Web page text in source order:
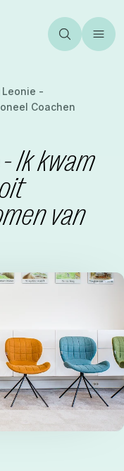
Zoeken
Over ons
Leonie -
Coachen
- Ik kwam
van